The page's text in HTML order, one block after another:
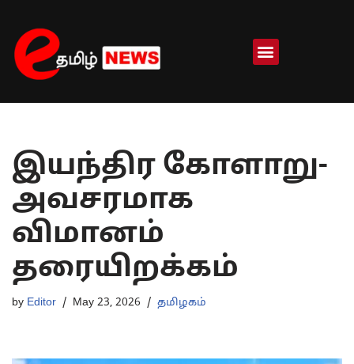
Skip
to
content
இயந்திர கோளாறு-
அவசரமாக
விமானம்
தரையிறக்கம்
by Editor May 23, 2026 தமிழகம்